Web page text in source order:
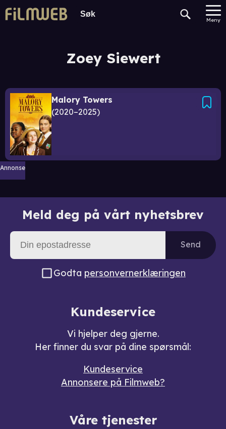
Meny
Zoey Siewert
Malory Towers
2020–2025
Annonse
Meld deg på vårt nyhetsbrev
Send
Godta personvernerklæringen
Kundeservice
Vi hjelper deg gjerne.
Her finner du svar på dine spørsmål:
Kundeservice
Annonsere på Filmweb?
Våre tjenester